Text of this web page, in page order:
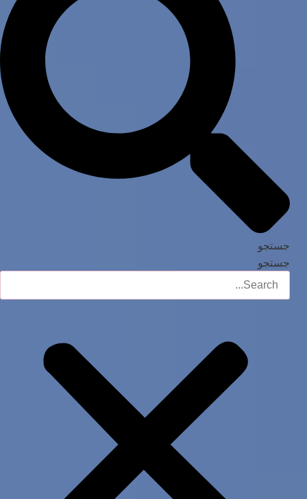
جستجو
جستجو